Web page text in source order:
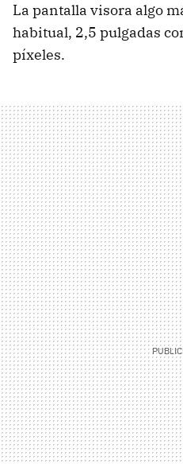
La pantalla visora algo
habitual, 2,5 pulgadas
píxeles.